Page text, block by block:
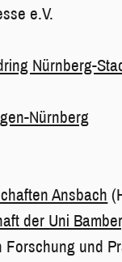
e.V.
Nürnberg-
Nürnberg
Ansbach
der Uni
und